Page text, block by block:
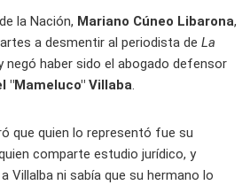
la Nación, Mariano Cúneo Libarona,
a desmentir al periodista de La
negó haber sido el abogado defensor
"Mameluco" Villaba.
que quien lo representó fue su
comparte estudio jurídico, y
Villalba ni sabía que su hermano lo